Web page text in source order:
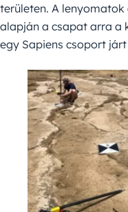
területen. A lenyomatok
alapján a csapat arra a
egy Sapiens csoport